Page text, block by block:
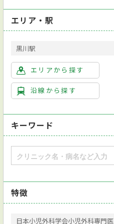
エリア・駅
黒川駅
エリアから探す
沿線から探す
キーワード
特徴
日本小児外科学会小児外科専門医